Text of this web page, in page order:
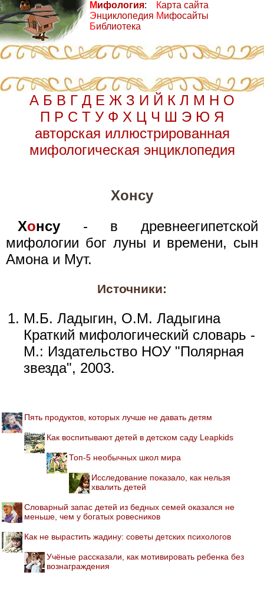
Мифология:
Энциклопедия
Библиотека
Карта сайта
Мифосайты
А Б В Г Д Е Ж З И Й К Л М Н О
П Р С Т У Ф Х Ц Ч Ш Э Ю Я
авторская иллюстрированная
мифологическая энциклопедия
Хонсу
Хонсу - в древнеегипетской
мифологии бог луны и времени, сын
Амона и Мут.
Источники:
М.Б. Ладыгин, О.М. Ладыгина
Краткий мифологический словарь -
М.: Издательство НОУ "Полярная
звезда", 2003.
Пять продуктов, которых лучше не давать детям
Как воспитывают детей в детском саду Leapkids
Топ-5 необычных школ мира
Исследование показало, как нельзя
хвалить детей
Словарный запас детей из бедных семей оказался не
меньше, чем у богатых ровесников
Как не вырастить жадину: советы детских психологов
Учёные рассказали, как мотивировать ребенка без
вознаграждения